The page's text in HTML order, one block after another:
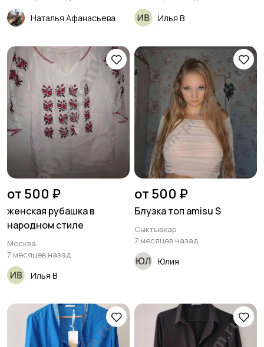
Наталья Афанасьева Илья В
от 500 ₽
женская рубашка в
народном стиле
Москва
7 месяцев назад
Илья В
от 500 ₽
Блузка топ amisu S
Сыктывкар
7 месяцев назад
Юлия